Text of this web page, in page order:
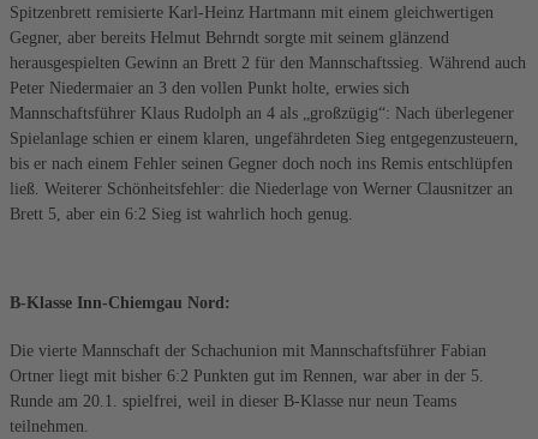
Spitzenbrett remisierte Karl-Heinz Hartmann mit einem gleichwertigen
Gegner, aber bereits Helmut Behrndt sorgte mit seinem glänzend
herausgespielten Gewinn an Brett 2 für den Mannschaftssieg. Während auch
Peter Niedermaier an 3 den vollen Punkt holte, erwies sich
Mannschaftsführer Klaus Rudolph an 4 als „großzügig“: Nach überlegener
Spielanlage schien er einem klaren, ungefährdeten Sieg entgegenzusteuern,
bis er nach einem Fehler seinen Gegner doch noch ins Remis entschlüpfen
ließ. Weiterer Schönheitsfehler: die Niederlage von Werner Clausnitzer an
Brett 5, aber ein 6:2 Sieg ist wahrlich hoch genug.
B-Klasse Inn-Chiemgau Nord:
Die vierte Mannschaft der Schachunion mit Mannschaftsführer Fabian
Ortner liegt mit bisher 6:2 Punkten gut im Rennen, war aber in der 5.
Runde am 20.1. spielfrei, weil in dieser B-Klasse nur neun Teams
teilnehmen.